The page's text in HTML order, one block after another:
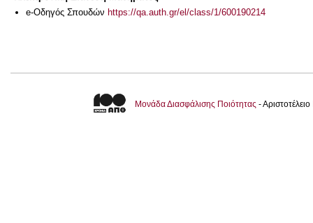
e-Οδηγός Σπουδών https://qa.auth.gr/el/class/1/600190214
Μονάδα Διασφάλισης Ποιότητας -